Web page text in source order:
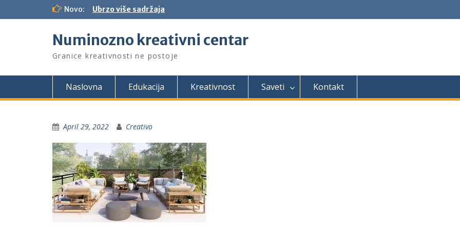
t
Novo: Ubrzo više sadržaja
Numinozno kreativni centar
Granice kreativnosti ne postoje
Naslovna Edukacija Kreativnost Saveti Kontakt
April 29, 2022 Creativo